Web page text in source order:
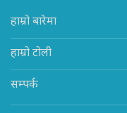
हाम्रो बारेमा
हाम्रो टोली
सम्पर्क